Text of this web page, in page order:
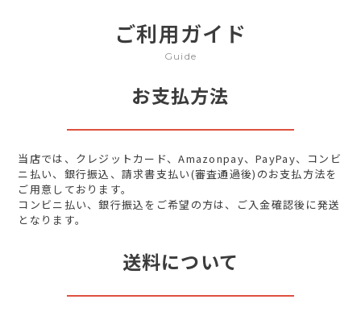
ご利用ガイド
Guide
お支払方法
当店では、クレジットカード、Amazonpay、PayPay、コンビ
ニ払い、銀行振込、請求書支払い(審査通過後)のお支払方法を
ご用意しております。
コンビニ払い、銀行振込をご希望の方は、ご入金確認後に発送
となります。
送料について